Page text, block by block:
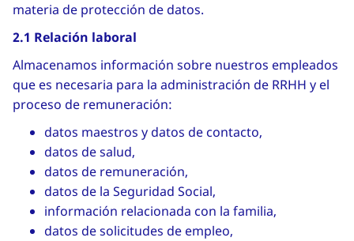
materia de protección de datos.
2.1 Relación laboral
Almacenamos información sobre nuestros empleados
que es necesaria para la administración de RRHH y el
proceso de remuneración:
datos maestros y datos de contacto,
datos de salud,
datos de remuneración,
datos de la Seguridad Social,
información relacionada con la familia,
datos de solicitudes de empleo,